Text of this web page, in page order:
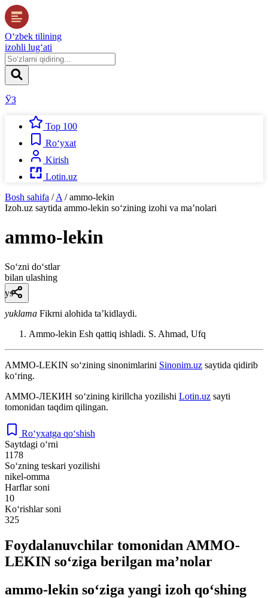
O‘zbek tilining
izohli lug‘ati
ЎЗ
Top 100
Ro‘yxat
Kirish
Lotin.uz
Bosh sahifa / A / ammo-lekin
Izoh.uz saytida ammo-lekin so‘zining izohi va ma’nolari
ammo-lekin
So‘zni do‘stlar
bilan ulashing
ys
yuklama Fikrni alohida taʼkidlaydi.
Ammo-lekin Esh qattiq ishladi. S. Ahmad, Ufq
AMMO-LEKIN so‘zining sinonimlarini Sinonim.uz saytida qidirib
ko‘ring.
АММО-ЛЕКИН so‘zining kirillcha yozilishi Lotin.uz sayti
tomonidan taqdim qilingan.
Ro‘yxatga qo‘shish
Saytdagi o‘rni
1178
So‘zning teskari yozilishi
nikel-omma
Harflar soni
10
Ko‘rishlar soni
325
Foydalanuvchilar tomonidan AMMO-
LEKIN so‘ziga berilgan ma’nolar
ammo-lekin so‘ziga yangi izoh qo‘shing